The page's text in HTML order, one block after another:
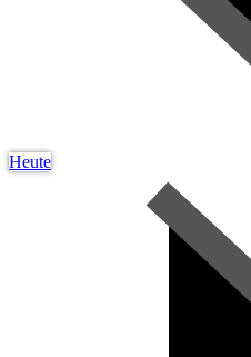
Heute